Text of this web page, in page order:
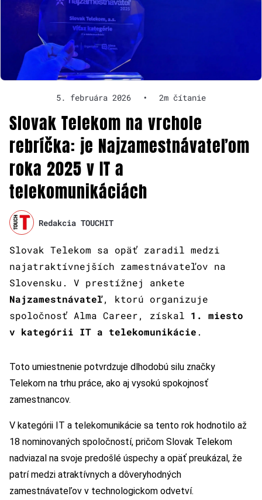
5. februára 2026 • 2m čítanie
Slovak Telekom na vrchole
rebríčka: je Najzamestnávateľom
roka 2025 v IT a
telekomunikáciách
Redakcia TOUCHIT
Slovak Telekom sa opäť zaradil medzi
najatraktívnejších zamestnávateľov na
Slovensku. V prestížnej ankete
Najzamestnávateľ, ktorú organizuje
spoločnosť Alma Career, získal 1. miesto
v kategórii IT a telekomunikácie .
Toto umiestnenie potvrdzuje dlhodobú silu značky
Telekom na trhu práce, ako aj vysokú spokojnosť
zamestnancov.
V kategórii IT a telekomunikácie sa tento rok hodnotilo až
18 nominovaných spoločností, pričom Slovak Telekom
nadviazal na svoje predošlé úspechy a opäť preukázal, že
patrí medzi atraktívnych a dôveryhodných
zamestnávateľov v technologickom odvetví.